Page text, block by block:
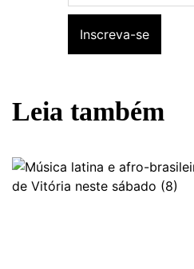
Leia também